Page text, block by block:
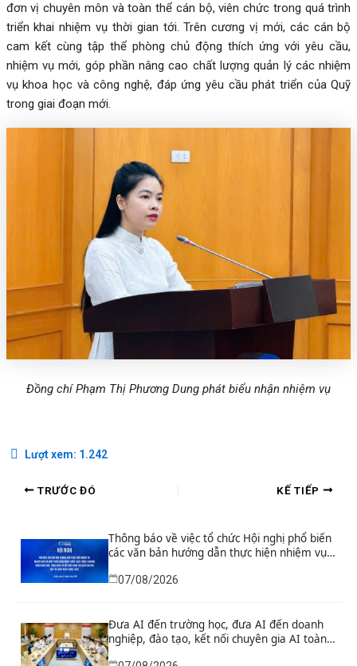
đơn vị chuyên môn và toàn thể cán bộ, viên chức trong quá trình
triển khai nhiệm vụ thời gian tới. Trên cương vị mới, các cán bộ
cam kết cùng tập thể phòng chủ động thích ứng với yêu cầu,
nhiệm vụ mới, góp phần nâng cao chất lượng quản lý các nhiệm
vụ khoa học và công nghệ, đáp ứng yêu cầu phát triển của Quỹ
trong giai đoạn mới.
Đồng chí Phạm Thị Phương Dung phát biểu nhận nhiệm vụ
Lượt xem: 1.242
TRƯỚC ĐÓ KẾ TIẾP
Thông báo về việc tổ chức Hội nghị phổ biến
các văn bản hướng dẫn thực hiện nhiệm vụ
nghiên cứu và phát triển công nghệ chiến
lược thuộc Chương trình khoa học, công
07/08/2026
Đưa AI đến trường học, đưa AI đến doanh
nghiệp, đào tạo, kết nối chuyên gia AI toàn
cầu